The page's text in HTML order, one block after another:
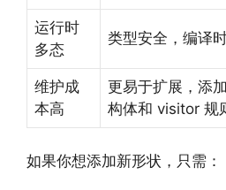
运行时
多态
类型安全，编译
维护成
本高
更易于扩展，添
构体和 visitor 规
如果你想添加新形状，只需：